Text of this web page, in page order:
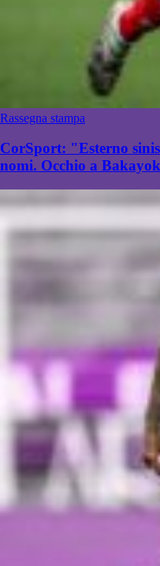
Rassegna stampa
CorSport: "Esterno
nomi. Occhio a